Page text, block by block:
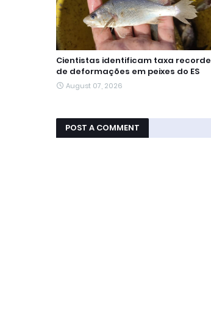
Cientistas identificam taxa recorde
de deformações em peixes do ES
August 07, 2026
POST A COMMENT